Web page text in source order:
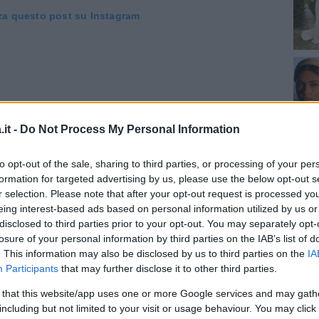
- Do Not Process My Personal Information
opt-out of the sale, sharing to third parties, or processing of your
for targeted advertising by us, please use the below opt-out
selection. Please note that after your opt-out request is processed
interest-based ads based on personal information utilized by us
to third parties prior to your opt-out. You may separately
of your personal information by third parties on the IAB’s list of
This information may also be disclosed by us to third parties on the
Participants that may further disclose it to other third parties.
this website/app uses one or more Google services and may
but not limited to your visit or usage behaviour. You may
questo post su Instagram
Dolce&Gabbana (@dolcegabbana)
ha indossatoun vestito e una cappa
con fiori a punto croce, mentre per il
in pizzo bianco, con il collo alto e di